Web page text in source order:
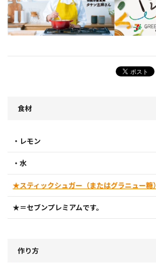
食材
・レモン
・水
★スティックシュガー（またはグラニュー糖）
★＝セブンプレミアムです。
作り方